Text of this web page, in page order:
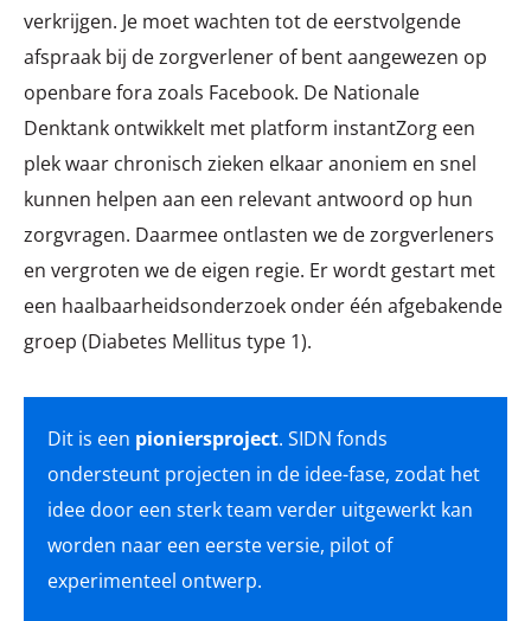
verkrijgen. Je moet wachten tot de eerstvolgende
afspraak bij de zorgverlener of bent aangewezen op
openbare fora zoals Facebook. De Nationale
Denktank ontwikkelt met platform instantZorg een
plek waar chronisch zieken elkaar anoniem en snel
kunnen helpen aan een relevant antwoord op hun
zorgvragen. Daarmee ontlasten we de zorgverleners
en vergroten we de eigen regie. Er wordt gestart met
een haalbaarheidsonderzoek onder één afgebakende
groep (Diabetes Mellitus type 1).
Dit is een pioniersproject. SIDN fonds
ondersteunt projecten in de idee-fase, zodat het
idee door een sterk team verder uitgewerkt kan
worden naar een eerste versie, pilot of
experimenteel ontwerp.